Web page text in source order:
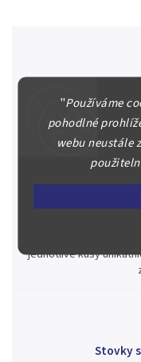
"Používáme
pohodlné
webu neustále
Náš kolektiv
Posoudíme kvalitu a
aukci nebo
jednotlivé kusy
Stovky